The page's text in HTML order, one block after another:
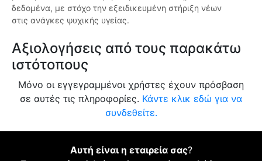
δεδομένα, με στόχο την εξειδικευμένη στήριξη νέων
στις ανάγκες ψυχικής υγείας.
Αξιολογήσεις από τους παρακάτω
ιστότοπους
Μόνο οι εγγεγραμμένοι χρήστες έχουν πρόσβαση
σε αυτές τις πληροφορίες. Κάντε κλικ εδώ για να
συνδεθείτε.
Αυτή είναι η εταιρεία σας?